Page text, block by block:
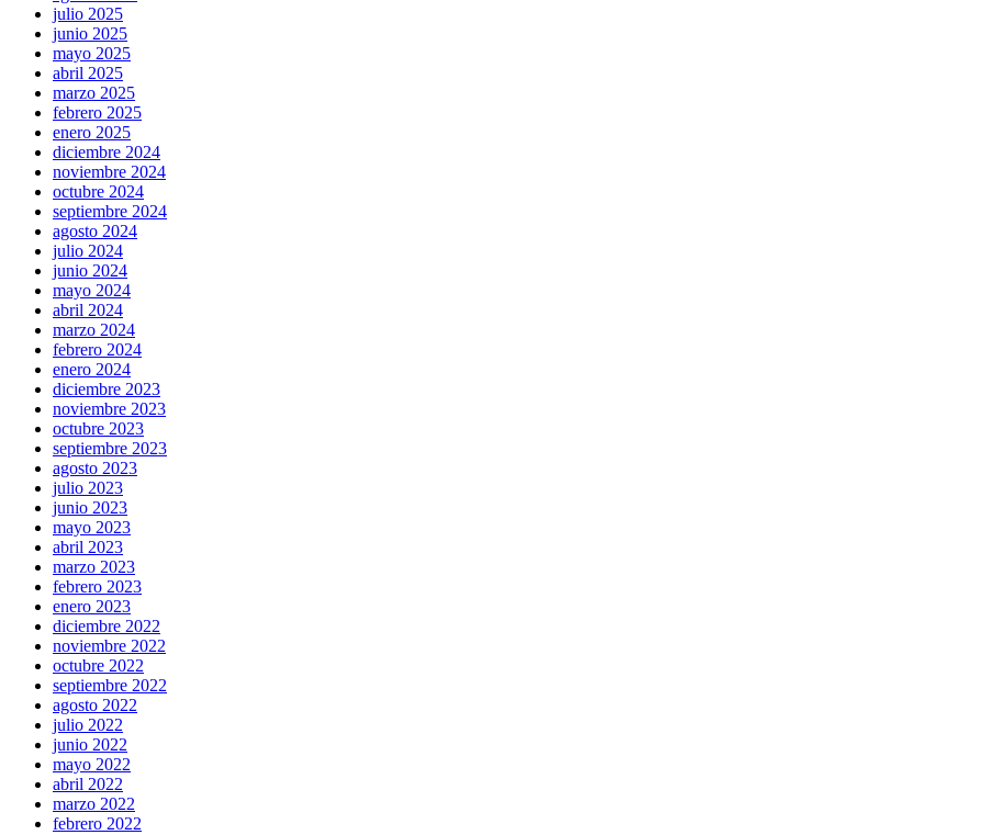
julio 2025
junio 2025
mayo 2025
abril 2025
marzo 2025
febrero 2025
enero 2025
diciembre 2024
noviembre 2024
octubre 2024
septiembre 2024
agosto 2024
julio 2024
junio 2024
mayo 2024
abril 2024
marzo 2024
febrero 2024
enero 2024
diciembre 2023
noviembre 2023
octubre 2023
septiembre 2023
agosto 2023
julio 2023
junio 2023
mayo 2023
abril 2023
marzo 2023
febrero 2023
enero 2023
diciembre 2022
noviembre 2022
octubre 2022
septiembre 2022
agosto 2022
julio 2022
junio 2022
mayo 2022
abril 2022
marzo 2022
febrero 2022